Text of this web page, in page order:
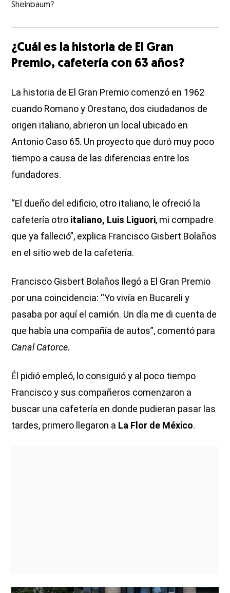
Sheinbaum?
¿Cuál es la historia de El Gran
Premio, cafetería con 63 años?
La historia de El Gran Premio comenzó en 1962
cuando Romano y Orestano, dos ciudadanos de
origen italiano, abrieron un local ubicado en
Antonio Caso 65. Un proyecto que duró muy poco
tiempo a causa de las diferencias entre los
fundadores.
“El dueño del edificio, otro italiano, le ofreció la
cafetería otro italiano, Luis Liguori, mi compadre
que ya falleció”, explica Francisco Gisbert Bolaños
en el sitio web de la cafetería.
Francisco Gisbert Bolaños llegó a El Gran Premio
por una coincidencia: “Yo vivía en Bucareli y
pasaba por aquí el camión. Un día me di cuenta de
que había una compañía de autos”, comentó para
Canal Catorce.
Él pidió empleó, lo consiguió y al poco tiempo
Francisco y sus compañeros comenzaron a
buscar una cafetería en donde pudieran pasar las
tardes, primero llegaron a La Flor de México.